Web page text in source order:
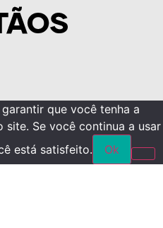
que você tenha a
site. Se você continua a usar
está satisfeito.
Ok